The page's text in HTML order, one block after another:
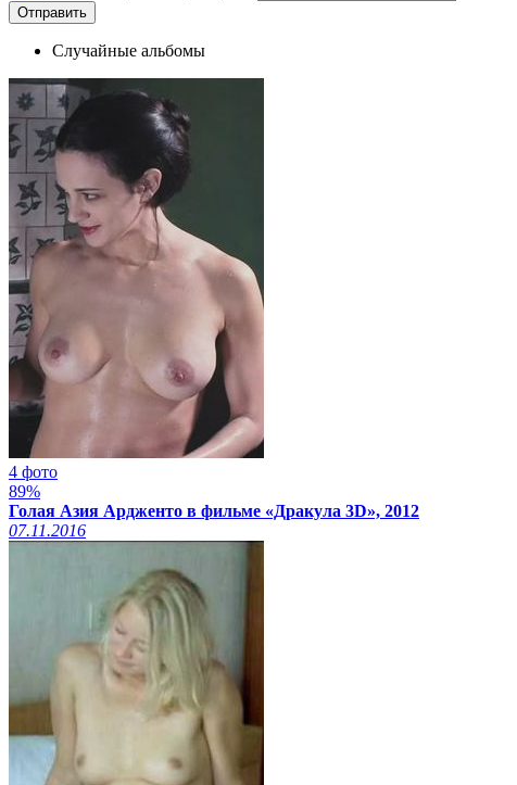
Случайные альбомы
4 фото
89%
Голая Азия Ардженто в фильме «Дракула 3D», 2012
07.11.2016